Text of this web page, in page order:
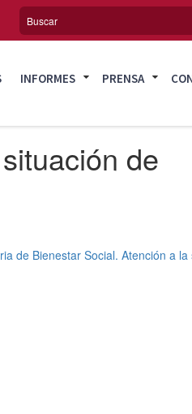
INFORMES PRENSA
de
de Bienestar Social. Atención a